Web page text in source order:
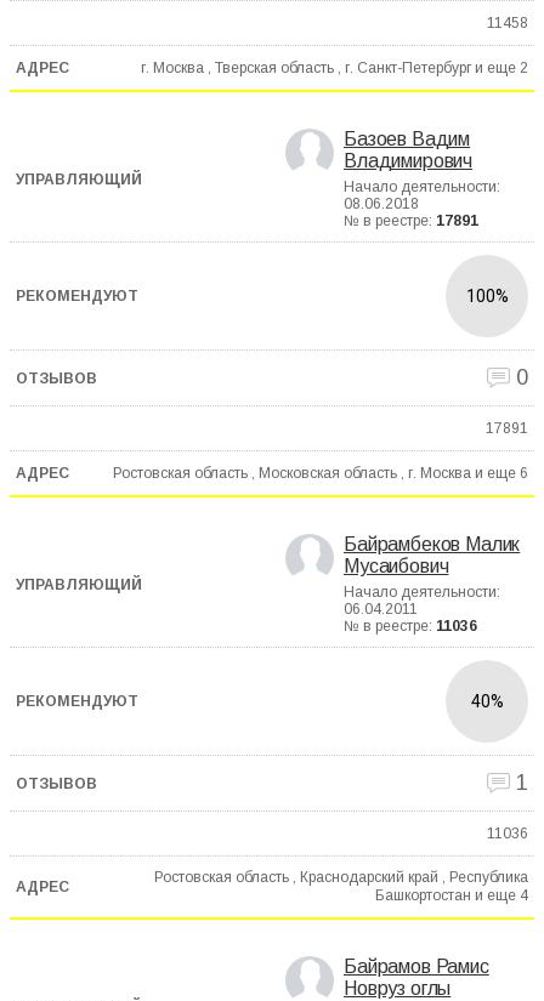
11458
г. Москва , Тверская область , г. Санкт-Петербург и еще 2
Базоев Вадим
Владимирович
Начало деятельности:
08.06.2018
№ в реестре: 17891
100%
0
17891
Ростовская область , Московская область , г. Москва и еще 6
Байрамбеков Малик
Мусаибович
Начало деятельности:
06.04.2011
№ в реестре: 11036
40%
1
11036
Ростовская область , Краснодарский край , Республика
Башкортостан и еще 4
Байрамов Рамис
Новруз оглы